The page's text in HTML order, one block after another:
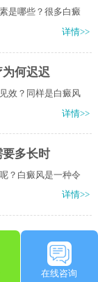
是哪些？很多白癜
详情>>
何迟迟
效？同样是白癜风
详情>>
多长时
？白癜风是一种令
详情>>
在线咨询